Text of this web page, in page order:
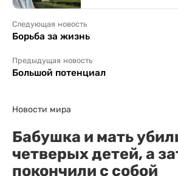
Следующая новость
Борьба за жизнь
Предыдущая новость
Большой потенциал
Новости мира
Бабушка и мать
четверых детей, а
покончили с собой